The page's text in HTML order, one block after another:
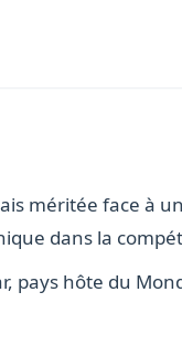
méritée face à
dans la
pays hôte du